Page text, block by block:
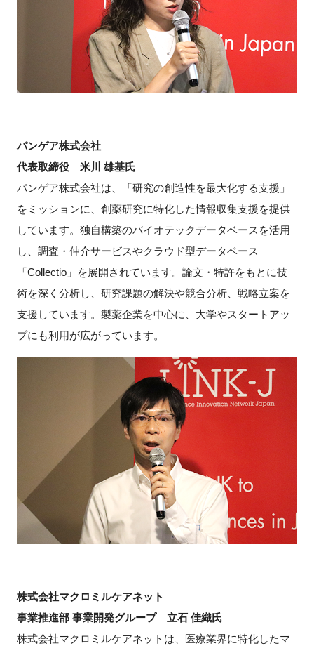
パンゲア株式会社
代表取締役 米川 雄基氏
パンゲア株式会社は、「研究の創造性を最大化する支援」
をミッションに、創薬研究に特化した情報収集支援を提供
しています。独自構築のバイオテックデータベースを活用
し、調査・仲介サービスやクラウド型データベース
「Collectio」を展開されています。論文・特許をもとに技
術を深く分析し、研究課題の解決や競合分析、戦略立案を
支援しています。製薬企業を中心に、大学やスタートアッ
プにも利用が広がっています。
株式会社マクロミルケアネット
事業推進部 事業開発グループ 立石 佳織氏
株式会社マクロミルケアネットは、医療業界に特化したマ